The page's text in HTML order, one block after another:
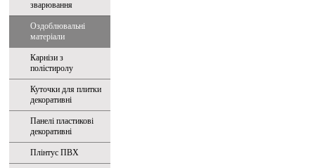
зварювання
Оздоблювальні
матеріали
Карнізи з
полістиролу
Куточки для плитки
декоративні
Панелі пластикові
декоративні
Плінтус ПВХ